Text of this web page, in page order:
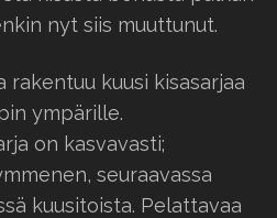
nyt siis muuttunut.
rakentuu kuusi kisasarjaa
ympärille.
on kasvavasti;
seuraavassa
kuusitoista. Pelattavaa